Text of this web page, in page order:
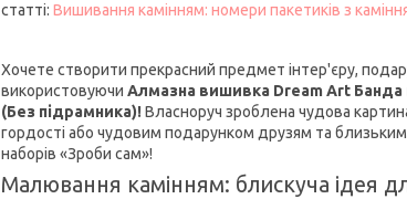
статті: Вишивання камінням: номери пакетиків з
Хочете створити прекрасний предмет інтер'єру,
використовуючи Алмазна вишивка Dream Art Банда
(Без підрамника)! Власноруч зроблена чудова
гордості або чудовим подарунком друзям та
наборів «Зроби сам»!
Малювання камінням: блискуча ідея